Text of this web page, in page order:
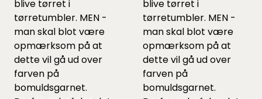
blive tørret i
tørretumbler. MEN -
man skal blot være
opmærksom på at
dette vil gå ud over
farven på
bomuldsgarnet.
blive tørret i
tørretumbler. MEN -
man skal blot være
opmærksom på at
dette vil gå ud over
farven på
bomuldsgarnet.